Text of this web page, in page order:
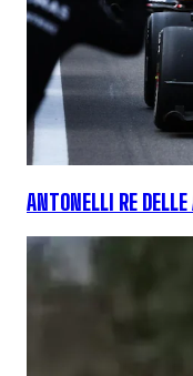
ANTONELLI RE